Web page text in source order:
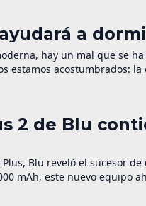
a
hay un mal que se
estamos acostumbrados:
nuestra salud? Si […]
2 de Blu
Blu reveló el sucesor
mAh, este nuevo equipo